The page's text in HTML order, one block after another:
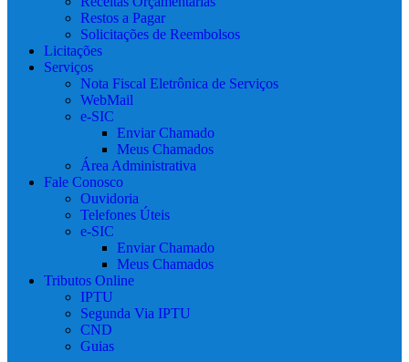
Restos a Pagar
Solicitações de Reembolsos
Licitações
Serviços
Nota Fiscal Eletrônica de Serviços
WebMail
e-SIC
Enviar Chamado
Meus Chamados
Área Administrativa
Fale Conosco
Ouvidoria
Telefones Úteis
e-SIC
Enviar Chamado
Meus Chamados
Tributos Online
IPTU
Segunda Via IPTU
CND
Guias